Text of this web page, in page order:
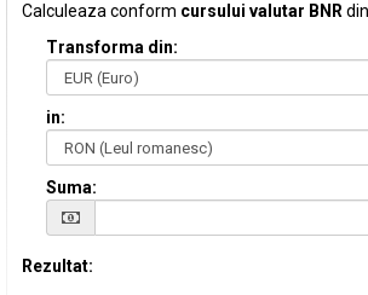
Calculeaza conform cursului valutar BNR din
Transforma din:
in:
Suma:
Rezultat: